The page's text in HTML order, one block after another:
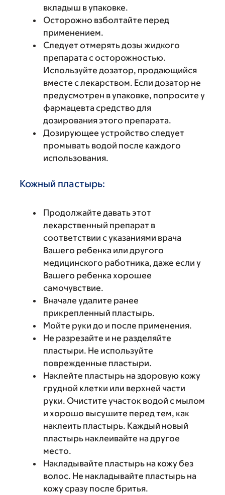
вкладыш в упаковке.
Осторожно взболтайте перед
применением.
Следует отмерять дозы жидкого
препарата с осторожностью.
Используйте дозатор, продающийся
вместе с лекарством. Если дозатор не
предусмотрен в упаковке, попросите у
фармацевта средство для
дозирования этого препарата.
Дозирующее устройство следует
промывать водой после каждого
использования.
Кожный пластырь:
Продолжайте давать этот
лекарственный препарат в
соответствии с указаниями врача
Вашего ребенка или другого
медицинского работника, даже если у
Вашего ребенка хорошее
самочувствие.
Вначале удалите ранее
прикрепленный пластырь.
Мойте руки до и после применения.
Не разрезайте и не разделяйте
пластыри. Не используйте
поврежденные пластыри.
Наклейте пластырь на здоровую кожу
грудной клетки или верхней части
руки. Очистите участок водой с мылом
и хорошо высушите перед тем, как
наклеить пластырь. Каждый новый
пластырь наклеивайте на другое
место.
Накладывайте пластырь на кожу без
волос. Не накладывайте пластырь на
кожу сразу после бритья.